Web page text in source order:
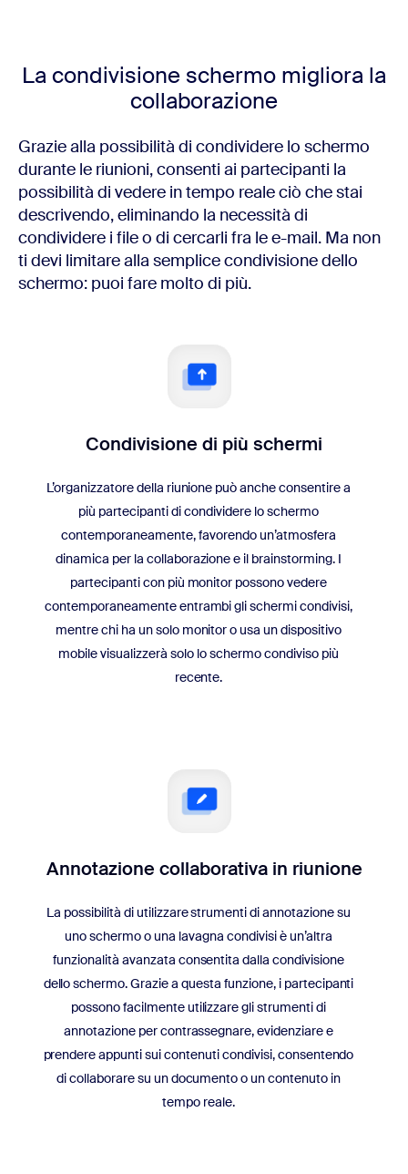
La condivisione schermo migliora la
collaborazione
Grazie alla possibilità di condividere lo schermo
durante le riunioni, consenti ai partecipanti la
possibilità di vedere in tempo reale ciò che stai
descrivendo, eliminando la necessità di
condividere i file o di cercarli fra le e-mail. Ma non
ti devi limitare alla semplice condivisione dello
schermo: puoi fare molto di più.
Condivisione di più schermi
L’organizzatore della riunione può anche consentire a
più partecipanti di condividere lo schermo
contemporaneamente, favorendo un’atmosfera
dinamica per la collaborazione e il brainstorming. I
partecipanti con più monitor possono vedere
contemporaneamente entrambi gli schermi condivisi,
mentre chi ha un solo monitoro usa un dispositivo
mobile visualizzerà solo lo schermo condiviso più
recente.
Annotazione collaborativa in riunione
La possibilità di utilizzare strumenti di annotazione su
uno schermo o una lavagna condivisi è un’altra
funzionalità avanzata consentita dalla condivisione
dello schermo. Grazie a questa funzione, i partecipanti
possono facilmente utilizzare gli strumenti di
annotazione per contrassegnare, evidenziare e
prendere appunti sui contenuti condivisi, consentendo
di collaborare su un documento o un contenuto in
tempo reale.